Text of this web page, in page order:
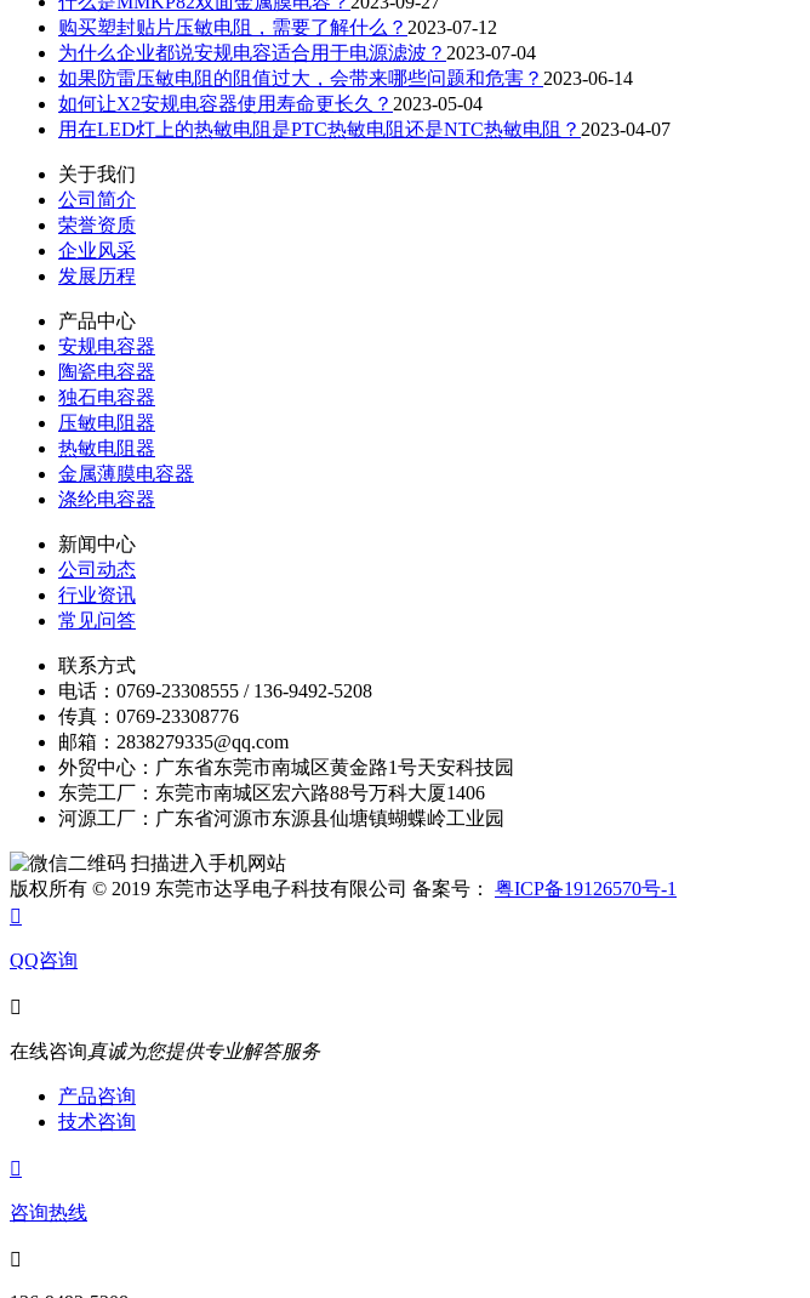
购买塑封贴片压敏电阻，需要了解什么？ 2023-07-12
为什么企业都说安规电容适合用于电源滤波？ 2023-07-04
如果防雷压敏电阻的阻值过大，会带来哪些问题和危害？ 2023-06-14
如何让X2安规电容器使用寿命更长久？ 2023-05-04
用在LED灯上的热敏电阻是PTC热敏电阻还是NTC热敏电阻？ 2023-04-07
关于我们
公司简介
荣誉资质
企业风采
发展历程
产品中心
安规电容器
陶瓷电容器
独石电容器
压敏电阻器
热敏电阻器
金属薄膜电容器
涤纶电容器
新闻中心
公司动态
行业资讯
常见问答
联系方式
电话：0769-23308555 / 136-9492-5208
传真：0769-23308776
邮箱：2838279335@qq.com
外贸中心：广东省东莞市南城区黄金路1号天安科技园
东莞工厂：东莞市南城区宏六路88号万科大厦1406
河源工厂：广东省河源市东源县仙塘镇蝴蝶岭工业园
扫描进入手机网站
版权所有 © 2019 东莞市达孚电子科技有限公司 备案号： 粤ICP备19126570号-1

QQ咨询

在线咨询真诚为您提供专业解答服务
产品咨询
技术咨询

咨询热线
